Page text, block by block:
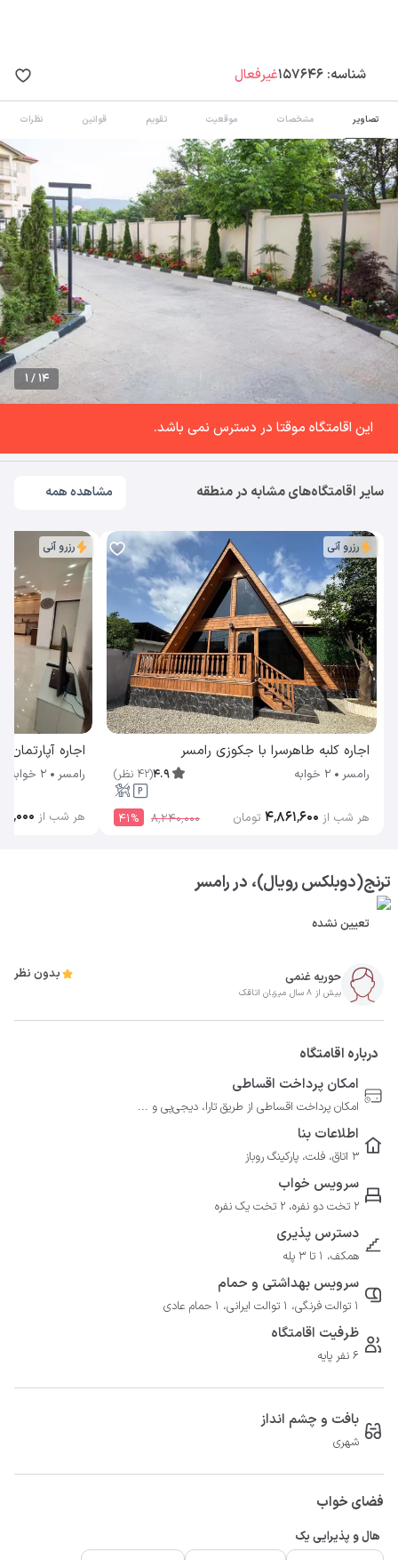
شناسه: 157646غیرفعال
تصاویر مشخصات موقعیت تقویم قوانین نظرات
1 / 14
این اقامتگاه موقتا در دسترس نمی باشد.
سایر اقامتگاه‌های مشابه در منطقه مشاهده همه
رزرو آنی
اجاره کلبه طاهرسرا با جکوزی رامسر
رامسر 2 خوابه 4.9
(
42 نظر)
۸٬۲۴۰٬۰۰۰ 41% هر شب از ۴٬۸۶۱٬۶۰۰ تومان
رزرو آنی
اجاره
رامسر 2 خوابه
هر شب از
ترنج(دوبلکس رویال)، در رامسر
تعیین نشده
حوریه غنمی
بیش از 8 سال میزبان اتاقک
بدون نظر
درباره اقامتگاه
امکان پرداخت اقساطی
امکان پرداخت اقساطی از طریق تارا، دیجی‌پی و ...
اطلاعات بنا
3 اتاق، فلت، پارکینگ روباز
سرویس خواب
2 تخت دو نفره، 2 تخت یک نفره
دسترس پذیری
همکف، 1 تا 3 پله
سرویس بهداشتی و حمام
1 توالت فرنگی، 1 توالت ایرانی، 1 حمام عادی
ظرفیت اقامتگاه
6 نفر پایه
بافت و چشم انداز
شهری
فضای خواب
هال و پذیرایی یک